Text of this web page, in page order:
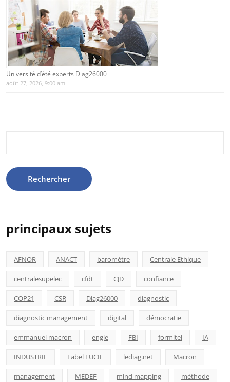
Université d’été experts Diag26000
août 27, 2026, 9:00 am
principaux sujets
AFNOR ANACT baromètre Centrale Ethique
centralesupelec cfdt CJD confiance
COP21 CSR Diag26000 diagnostic
diagnostic management digital démocratie
emmanuel macron engie FBI formitel IA
INDUSTRIE Label LUCIE lediag.net Macron
management MEDEF mind mapping méthode